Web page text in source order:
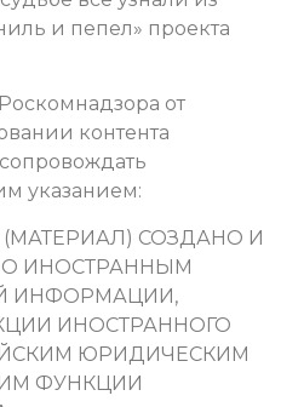
и пепел» проекта
от
контента
указанием:
СОЗДАНО И
ИНОСТРАННЫМ
ИНФОРМАЦИИ,
ИНОСТРАННОГО
ЮРИДИЧЕСКИМ
ФУНКЦИИ